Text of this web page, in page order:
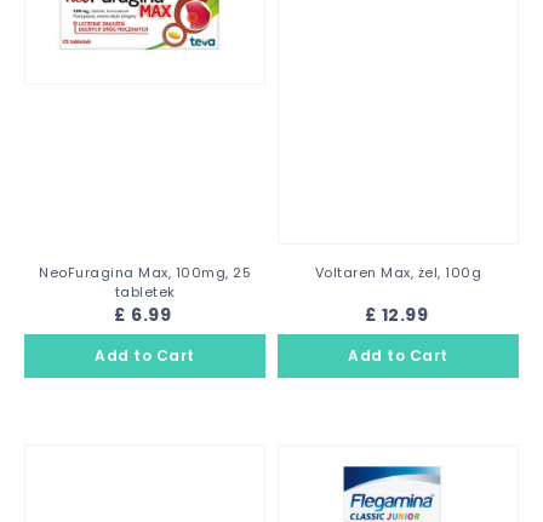
NeoFuragina Max, 100mg, 25
tabletek
£ 6.99
Voltaren Max, żel, 100g
£ 12.99